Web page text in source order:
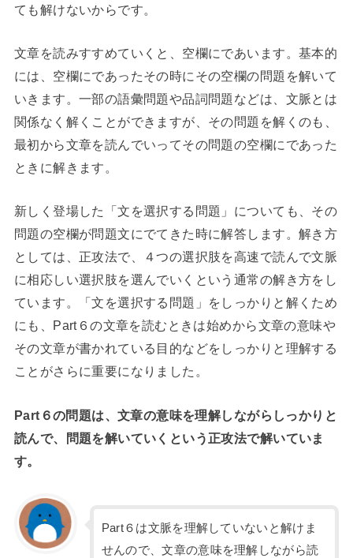
ても解けないからです。
文章を読みすすめていくと、空欄にであいます。基本的
には、空欄にであったその時にその空欄の問題を解いて
いきます。一部の語彙問題や品詞問題などは、文脈とは
関係なく解くことができますが、その問題を解くのも、
最初から文章を読んでいってその問題の空欄にであった
ときに解きます。
新しく登場した「文を選択する問題」についても、その
問題の空欄が問題文にでてきた時に解答します。解き方
としては、正攻法で、４つの選択肢を高速で読んで文脈
に相応しい選択肢を選んでいくという通常の解き方をし
ています。「文を選択する問題」をしっかりと解くため
にも、Part６の文章を読むときは始めから文章の意味や
その文章が書かれている目的などをしっかりと理解する
ことがさらに重要になりました。
Part６の問題は、文章の意味を理解しながらしっかりと
読んで、問題を解いていくという正攻法で解いていま
す。
Part６は文脈を理解していないと解けま
せんので、文章の意味を理解しながら読